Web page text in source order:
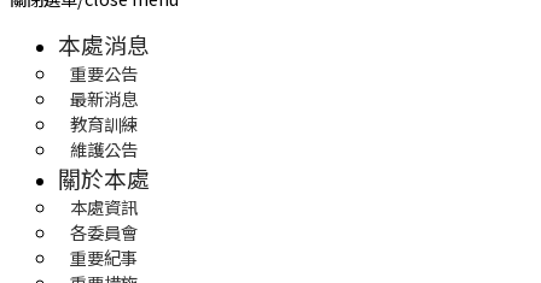
本處消息
重要公告
最新消息
教育訓練
維護公告
關於本處
本處資訊
各委員會
重要紀事